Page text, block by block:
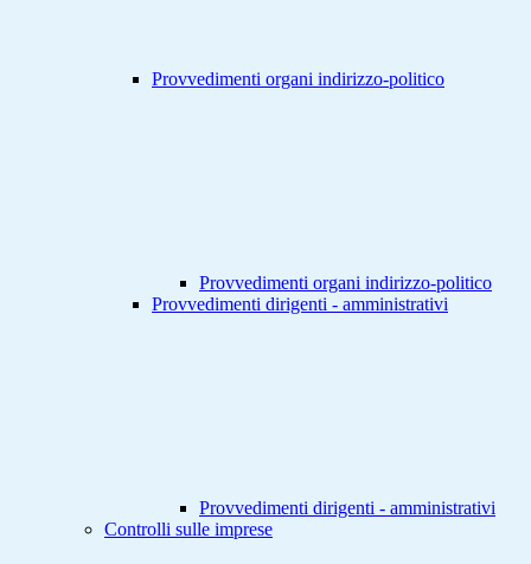
Provvedimenti organi indirizzo-politico
Provvedimenti organi indirizzo-politico
Provvedimenti dirigenti - amministrativi
Provvedimenti dirigenti - amministrativi
Controlli sulle imprese